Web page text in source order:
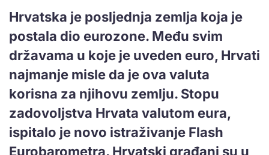
Hrvatska je posljednja zemlja koja je
postala dio eurozone. Među svim
državama u koje je uveden euro, Hrvati
najmanje misle da je ova valuta
korisna za njihovu zemlju. Stopu
zadovoljstva Hrvata valutom eura,
ispitalo je novo istraživanje Flash
Eurobarometra. Hrvatski građani su u